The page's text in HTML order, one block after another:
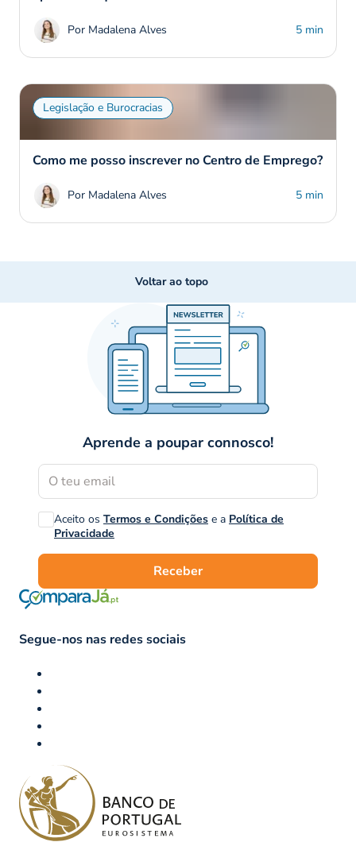
Por Madalena Alves 5 min
Legislação e Burocracias
Como me posso inscrever no Centro de Emprego?
Por Madalena Alves 5 min
Voltar ao topo
Aprende a poupar connosco!
Aceito os Termos e Condições e a Política de
Privacidade
Receber
Segue-nos nas redes sociais